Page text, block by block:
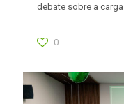
debate sobre a
0